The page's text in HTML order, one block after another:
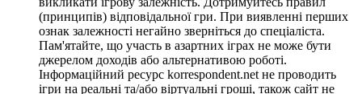
(принципів) відповідальної гри. При виявленні перших
ознак залежності негайно зверніться до спеціаліста.
Пам'ятайте, що участь в азартних іграх не може бути
джерелом доходів або альтернативою роботі.
Інформаційний ресурс korrespondent.net не проводить
ігри на реальні та/або віртуальні гроші, також сайт не